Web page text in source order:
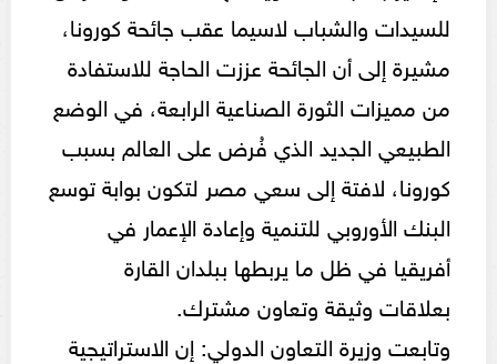
للسيدات والشباب لاسيما عقب جائحة كورونا،
مشيرة إلى أن الجائحة عززت الحاجة للاستفادة
من مميزات الثورة الصناعية الرابعة، في الوضع
الطبيعي الجديد الذي فُرض على العالم بسبب
كورونا، لافتة إلى سعي مصر لتكون بوابة توسع
البنك الأوروبي للتنمية وإعادة الإعمار في
أفريقيا في ظل ما يربطها ببلدان القارة
بعلاقات وثيقة وتعاون مشترك.
وتابعت وزيرة التعاون الدولي: إن الاستراتيجية